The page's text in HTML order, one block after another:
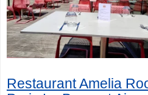
Restaurant Amelia